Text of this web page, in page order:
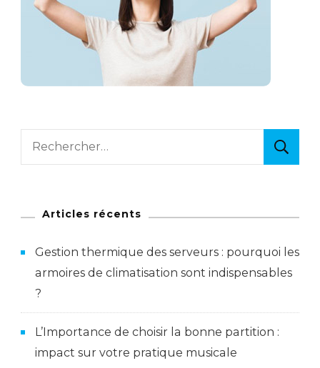
Rechercher :
Articles récents
Gestion thermique des serveurs : pourquoi les
armoires de climatisation sont indispensables
?
L’Importance de choisir la bonne partition :
impact sur votre pratique musicale